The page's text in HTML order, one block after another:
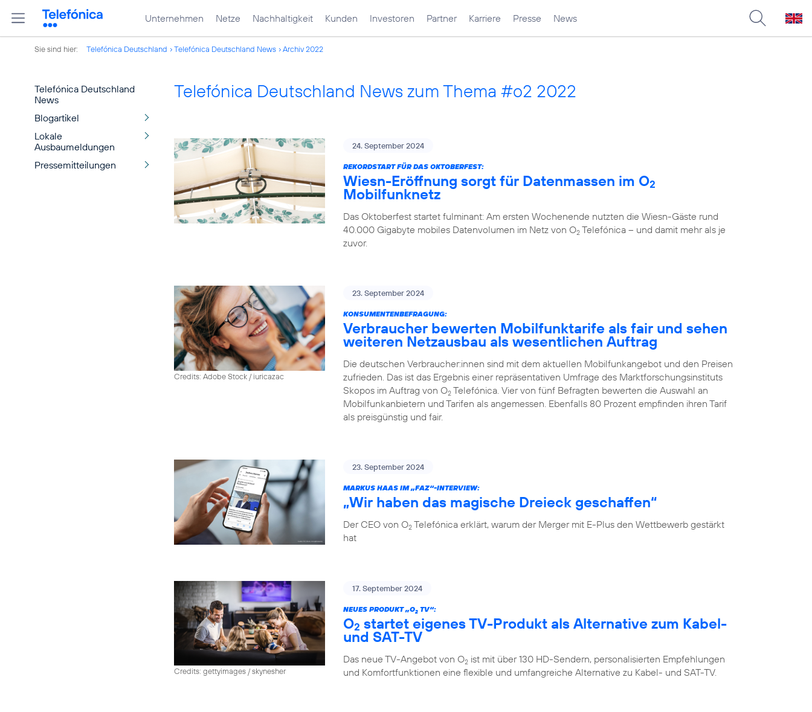
Unternehmen Netze Nachhaltigkeit Kunden Investoren Partner Karriere Presse News
Sie sind hier: Telefónica Deutschland Telefónica Deutschland News Archiv 2022
Telefónica Deutschland
News
Blogartikel
Lokale
Ausbaumeldungen
Pressemitteilungen
Telefónica Deutschland News zum Thema #o2 2022
24. September 2024
REKORDSTART FÜR DAS OKTOBERFEST:
Wiesn-Eröffnung sorgt für Datenmassen im O2
Mobilfunknetz
Das Oktoberfest startet fulminant: Am ersten Wochenende nutzten die Wiesn-Gäste rund
40.000 Gigabyte mobiles Datenvolumen im Netz von O2 Telefónica – und damit mehr als je
zuvor.
Credits: Adobe Stock / iuricazac
23. September 2024
KONSUMENTENBEFRAGUNG:
Verbraucher bewerten Mobilfunktarife als fair und sehen
weiteren Netzausbau als wesentlichen Auftrag
Die deutschen Verbraucher:innen sind mit dem aktuellen Mobilfunkangebot und den Preisen
zufrieden. Das ist das Ergebnis einer repräsentativen Umfrage des Marktforschungsinstituts
Skopos im Auftrag von O2 Telefónica. Vier von fünf Befragten bewerten die Auswahl an
Mobilfunkanbietern und Tarifen als angemessen. Ebenfalls 80 Prozent empfinden ihren Tarif
als preisgünstig und fair.
23. September 2024
MARKUS HAAS IM „FAZ“-INTERVIEW:
„Wir haben das magische Dreieck geschaffen“
Der CEO von O2 Telefónica erklärt, warum der Merger mit E-Plus den Wettbewerb gestärkt
hat
Credits: gettyimages / skynesher
17. September 2024
NEUES PRODUKT „O2 TV“:
O2 startet eigenes TV-Produkt als Alternative zum Kabel-
und SAT-TV
Das neue TV-Angebot von O2 ist mit über 130 HD-Sendern, personalisierten Empfehlungen
und Komfortfunktionen eine flexible und umfangreiche Alternative zu Kabel- und SAT-TV.